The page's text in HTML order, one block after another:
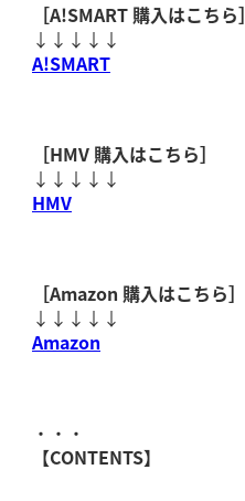
［A!SMART 購入はこちら］
↓↓↓↓↓
A!SMART
［HMV 購入はこちら］
↓↓↓↓↓
HMV
［Amazon 購入はこちら］
↓↓↓↓↓
Amazon
・・・
【CONTENTS】